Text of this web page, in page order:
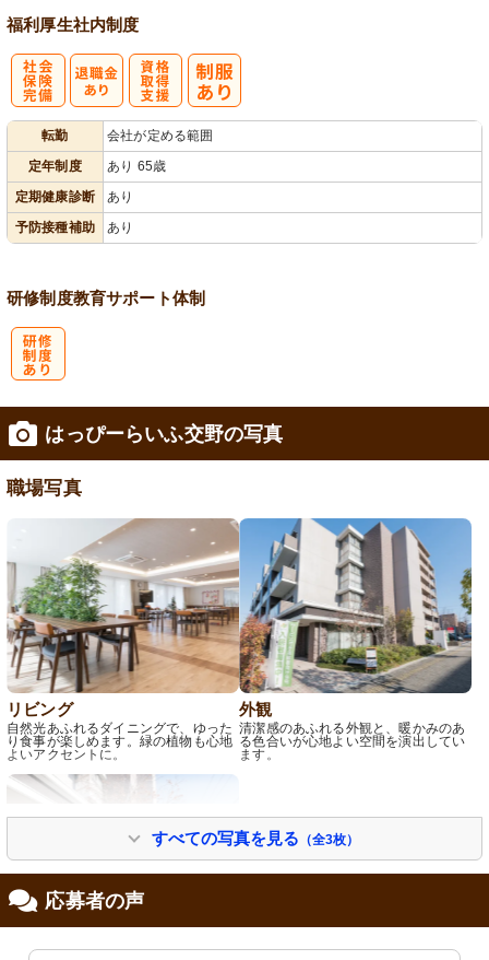
福利厚生社内制度
転勤
会社が定める範囲
定年制度
あり 65歳
定期健康診断
あり
予防接種補助
あり
研修制度教育サポート体制
はっぴーらいふ交野の写真
職場写真
リビング
自然光あふれるダイニングで、ゆった
り食事が楽しめます。緑の植物も心地
よいアクセントに。
外観
清潔感のあふれる外観と、暖かみのあ
る色合いが心地よい空間を演出してい
ます。
すべての写真を見る （全3枚）
応募者の声